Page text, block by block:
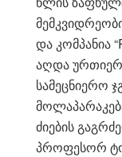
და კომპანია
აღდა
სამეცნიერო
ძიების
პროფესორ